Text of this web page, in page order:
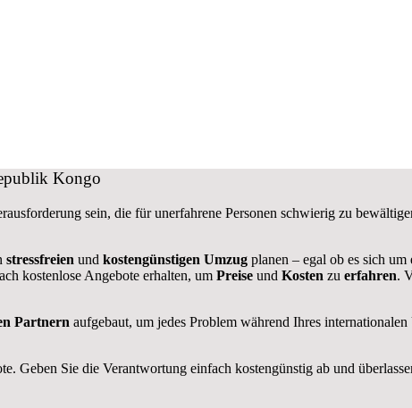
Kongo
sein, die für unerfahrene Personen schwierig zu
stressfreien und kostengünstigen Umzug planen – egal ob es sich
kostenlose Angebote erhalten, um Preise und Kosten zu erfahren.
Partnern aufgebaut, um jedes Problem während Ihres
. Geben Sie die Verantwortung einfach kostengünstig ab und